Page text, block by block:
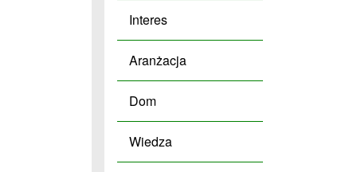
Interes
Aranżacja
Dom
Wiedza